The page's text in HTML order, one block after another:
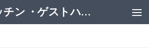
ストーブキッチン ・ゲストハウス